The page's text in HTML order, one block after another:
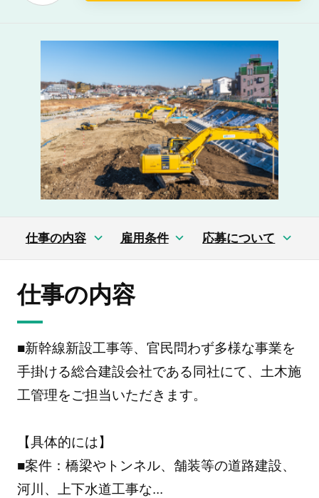
仕事の内容 雇用条件 応募について
仕事の内容
■新幹線新設工事等、官民問わず多様な事業を
手掛ける総合建設会社である同社にて、土木施
工管理をご担当いただきます。
【具体的には】
■案件：橋梁やトンネル、舗装等の道路建設、
河川、上下水道工事な...